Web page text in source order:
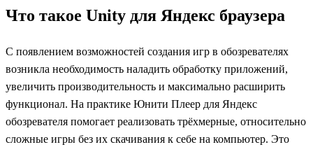
Что такое Unity для Яндекс браузера
С появлением возможностей создания игр в обозревателях
возникла необходимость наладить обработку приложений,
увеличить производительность и максимально расширить
функционал. На практике Юнити Плеер для Яндекс
обозревателя помогает реализовать трёхмерные, относительно
сложные игры без их скачивания к себе на компьютер. Это